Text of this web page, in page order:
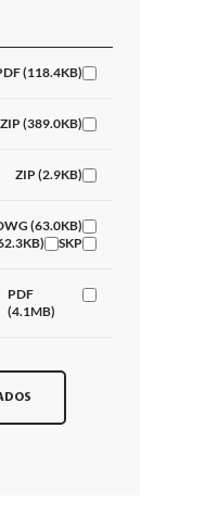
(118.4KB)
ZIP (389.0KB)
ZIP (2.9KB)
(63.0KB)
SKP
PDF
(4.1MB)